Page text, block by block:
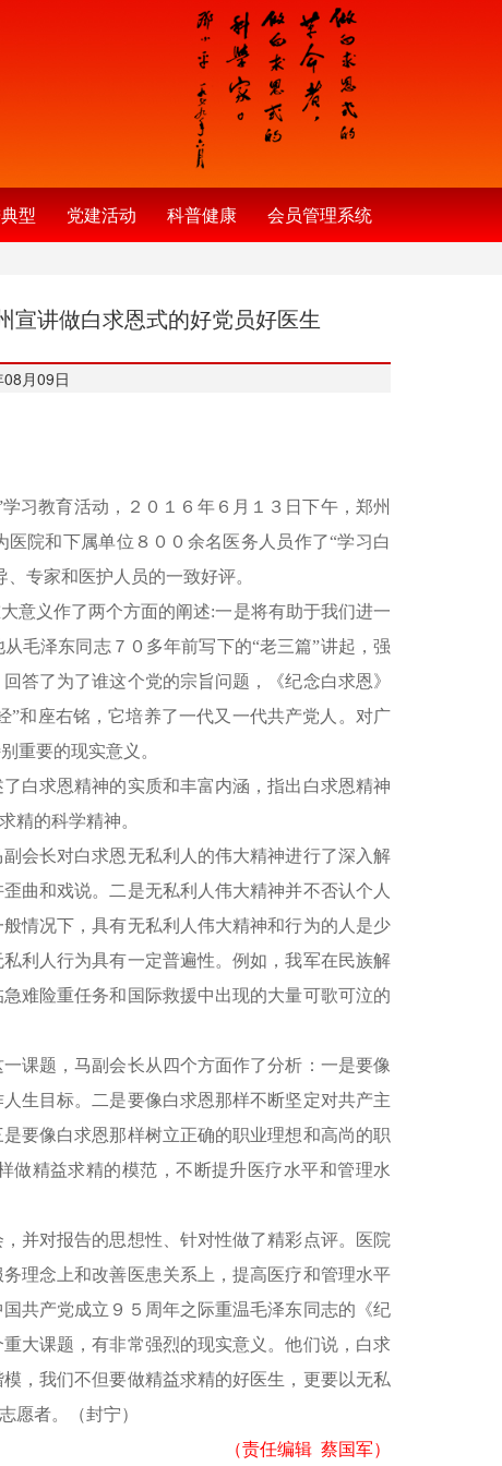
型 党建活动 科普健康 会员管理系统
宣讲做白求恩式的好党员好医生
月09日
习教育活动，２０１６年６月１３日下午，郑州
院和下属单位８００余名医务人员作了“学习白
专家和医护人员的一致好评。
意义作了两个方面的阐述:一是将有助于我们进一
毛泽东同志７０多年前写下的“老三篇”讲起，强
答了为了谁这个党的宗旨问题，《纪念白求恩》
”和座右铭，它培养了一代又一代共产党人。对广
重要的现实意义。
白求恩精神的实质和丰富内涵，指出白求恩精神
精的科学精神。
会长对白求恩无私利人的伟大精神进行了深入解
曲和戏说。二是无私利人伟大精神并不否认个人
情况下，具有无私利人伟大精神和行为的人是少
利人行为具有一定普遍性。例如，我军在民族解
难险重任务和国际救援中出现的大量可歌可泣的
课题，马副会长从四个方面作了分析：一是要像
生目标。二是要像白求恩那样不断坚定对共产主
要像白求恩那样树立正确的职业理想和高尚的职
做精益求精的模范，不断提升医疗水平和管理水
并对报告的思想性、针对性做了精彩点评。医院
理念上和改善医患关系上，提高医疗和管理水平
共产党成立９５周年之际重温毛泽东同志的《纪
大课题，有非常强烈的现实意义。他们说，白求
，我们不但要做精益求精的好医生，更要以无私
愿者。（封宁）
（责任编辑 蔡国军）